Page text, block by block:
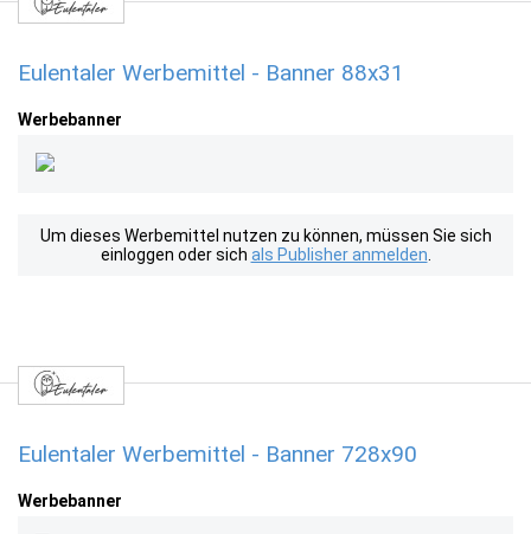
Eulentaler Werbemittel - Banner 88x31
Werbebanner
Um dieses Werbemittel nutzen zu können, müssen Sie sich
einloggen oder sich als Publisher anmelden
Eulentaler Werbemittel - Banner 728x90
Werbebanner